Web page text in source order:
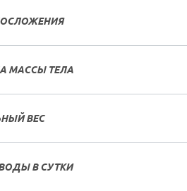
МАССЫ ТЕЛА
ВЕС
В СУТКИ